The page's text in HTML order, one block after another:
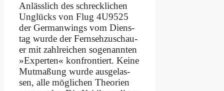
An­läss­lich des schreck­li­chen
Un­glücks von Flug 4U9525
der Ger­man­wings vom Diens­
tag wur­de der Fern­seh­zu­schau­
er mit zahl­rei­chen so­ge­nann­ten
»Ex­per­ten« kon­fron­tiert. Kei­ne
Mut­ma­ßung wur­de aus­ge­las­
sen, al­le mög­li­chen Theo­rien